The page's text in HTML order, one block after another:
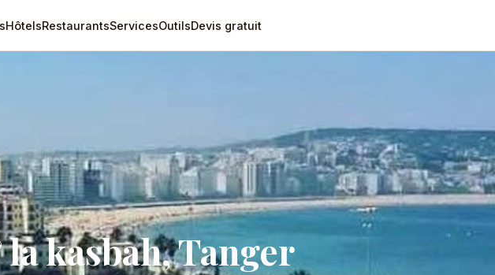
HôtelsRestaurantsServicesOutilsDevis gratuit
kasbah, Tanger